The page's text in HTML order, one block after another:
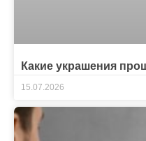
Какие украшения
15.07.2026